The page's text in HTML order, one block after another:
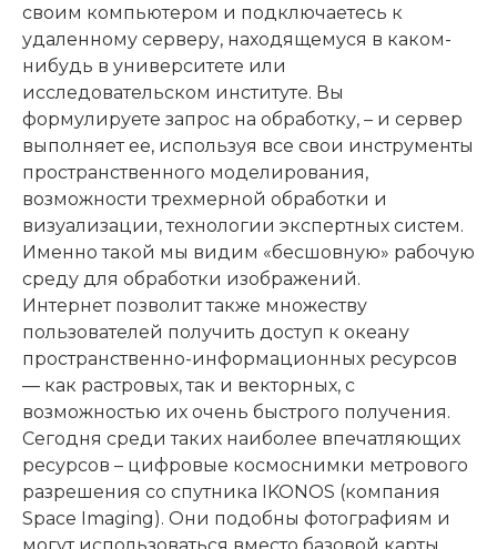
своим компьютером и подключаетесь к
удаленному серверу, находящемуся в каком-
нибудь в университете или
исследовательском институте. Вы
формулируете запрос на обработку, – и сервер
выполняет ее, используя все свои инструменты
пространственного моделирования,
возможности трехмерной обработки и
визуализации, технологии экспертных систем.
Именно такой мы видим «бесшовную» рабочую
среду для обработки изображений.
Интернет позволит также множеству
пользователей получить доступ к океану
пространственно-информационных ресурсов
— как растровых, так и векторных, с
возможностью их очень быстрого получения.
Сегодня среди таких наиболее впечатляющих
ресурсов – цифровые космоснимки метрового
разрешения со спутника IKONOS (компания
Space Imaging). Они подобны фотографиям и